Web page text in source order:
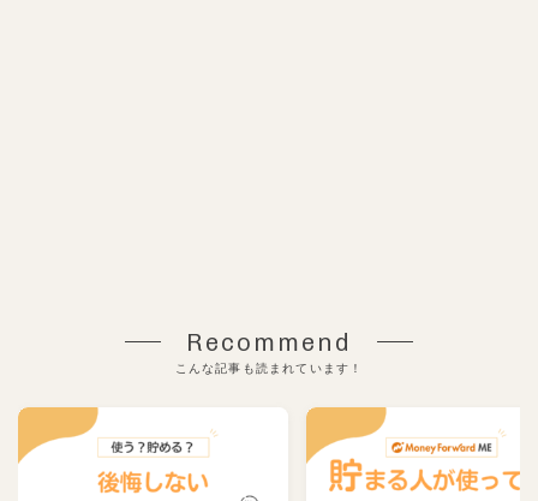
Recommend
こんな記事も読まれています！